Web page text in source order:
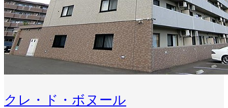
クレ・ド・ボヌール